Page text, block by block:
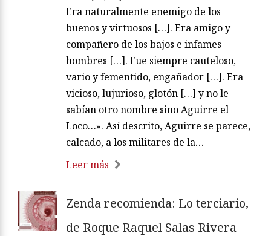
Era naturalmente enemigo de los
buenos y virtuosos […]. Era amigo y
compañero de los bajos e infames
hombres […]. Fue siempre cauteloso,
vario y fementido, engañador […]. Era
vicioso, lujurioso, glotón […] y no le
sabían otro nombre sino Aguirre el
Loco…». Así descrito, Aguirre se parece,
calcado, a los militares de la…
Leer más
Zenda recomienda: Lo terciario,
de Roque Raquel Salas Rivera